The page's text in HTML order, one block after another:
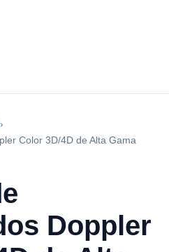
›
Color 3D/4D de Alta Gama
Doppler